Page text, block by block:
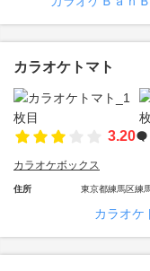
カラオケトマト
3.20
カラオケボックス
住所 東京都練馬区練
カラオケ